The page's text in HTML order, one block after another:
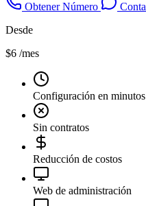
Obtener Número
Desde
$6 /mes
Configuración en minutos
Sin contratos
Reducción de costos
Web de administración